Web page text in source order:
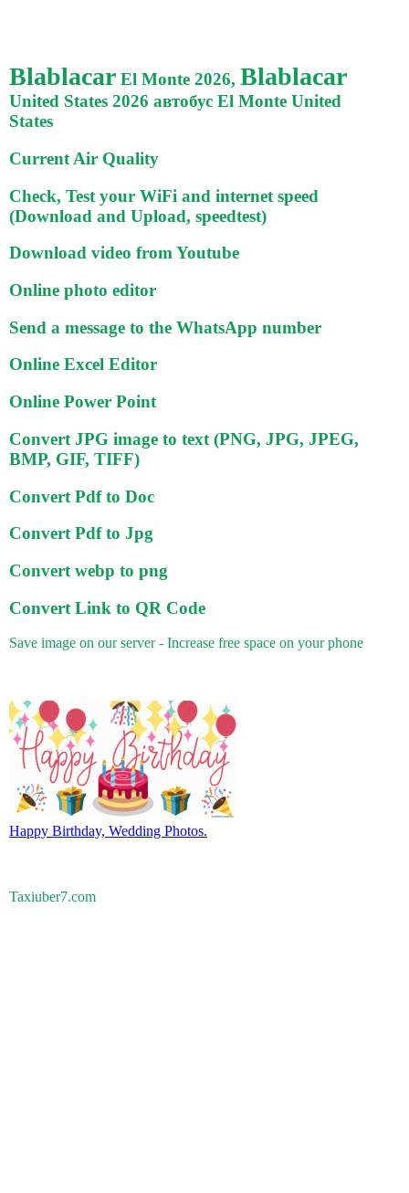
Blablacar El Monte 2026, Blablacar
United States 2026 автобус El Monte United
States
Current Air Quality
Check, Test your WiFi and internet speed
(Download and Upload, speedtest)
Download video from Youtube
Online photo editor
Send a message to the WhatsApp number
Online Excel Editor
Online Power Point
Convert JPG image to text (PNG, JPG, JPEG,
BMP, GIF, TIFF)
Convert Pdf to Doc
Convert Pdf to Jpg
Convert webp to png
Convert Link to QR Code
Save image on our server - Increase free space on your phone
Happy Birthday, Wedding Photos.
Taxiuber7.com